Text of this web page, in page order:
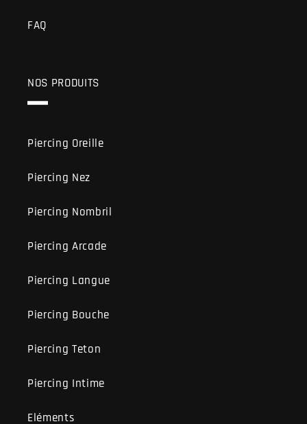
FAQ
NOS PRODUITS
Piercing Oreille
Piercing Nez
Piercing Nombril
Piercing Arcade
Piercing Langue
Piercing Bouche
Piercing Teton
Piercing Intime
Eléments